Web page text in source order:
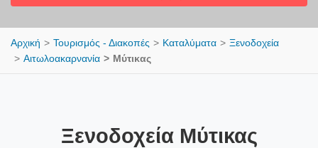
Αρχική Τουρισμός - Διακοπές Καταλύματα
Ξενοδοχεία
Αιτωλοακαρνανία
Μύτικας
Ξενοδοχεία Μύτικας